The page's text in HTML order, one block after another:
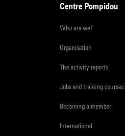
Centre Pompidou
Who are we?
Organisation
The activity reports
Jobs and training courses
Becoming a member
International